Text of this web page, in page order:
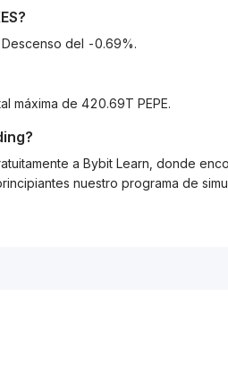
?
Descenso del -0.69%.
máxima de 420.69T PEPE.
a Bybit Learn, donde
nuestro programa de